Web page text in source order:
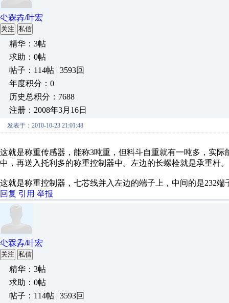
尐槑孨/叶宏
关注 私信
精华：3帖
求助：0帖
帖子：114帖 | 3593回
年度积分：0
历史总积分：7688
注册：2008年3月16日
发表于：2010-10-23 21:01:48
这就是称重传感器，能称3吨重，但料斗自重就有一吨多，实
中，再送入托利多的称重控制器中。左边的长螺栓就是承重杆。
这就是称重控制器，七芯线并入左边的端子上，中间的是232端
回复 引用 举报
尐槑孨/叶宏
关注 私信
精华：3帖
求助：0帖
帖子：114帖 | 3593回